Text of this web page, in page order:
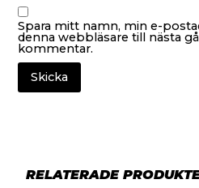
Spara mitt namn, min e-
denna webbläsare till nästa
kommentar.
RELATERADE